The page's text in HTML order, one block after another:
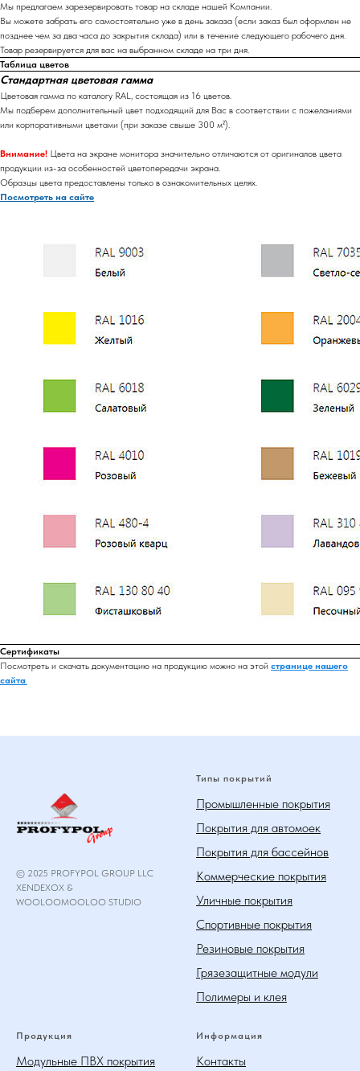
Мы предлагаем зарезервировать товар на складе нашей Компании.
Вы можете забрать его самостоятельно уже в день заказа (если заказ был оформлен не
позднее чем за два часа до закрытия склада) или в течение следующего рабочего дня.
Товар резервируется для вас на выбранном складе на три дня.
Таблица цветов
Стандартная цветовая гамма
Цветовая гамма по каталогу RAL, состоящая из 16 цветов.
Мы подберем дополнительный цвет подходящий для Вас в соответствии с пожеланиями
или корпоративными цветами (при заказе свыше 300 м²).
Внимание! Цвета на экране монитора значительно отличаются от оригиналов цвета
продукции из-за особенностей цветопередачи экрана.
Образцы цвета предоставлены только в ознакомительных целях.
Посмотреть на сайте
Сертификаты
Посмотреть и скачать документацию на продукцию можно на этой странице нашего
сайта.
© 2025 PROFYPOL GROUP LLC
XENDEXOX &
WOOLOOMOOLOO STUDIO
Типы покрытий
Промышленные покрытия
Покрытия для автомоек
Покрытия для бассейнов
Коммерческие покрытия
Уличные покрытия
Спортивные покрытия
Резиновые покрытия
Грязезащитные модули
Полимеры и клея
Продукция
Модульные ПВХ покрытия
Информация
Контакты